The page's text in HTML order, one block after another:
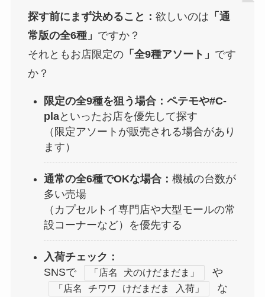
探す前にまず決めること： 欲しいのは 「通
常版の全6種」 ですか？
それともお店限定の「全9種アソート」 です
か？
限定の全9種を狙う場合： ペテモや#C-
plaといったお店を優先して探す
（限定アソートが販売される場合があり
ます）
通常の全6種でOKな場合： 機械の台数が
多い売場
（カプセルトイ専門店や大型モールの常
設コーナーなど）を優先する
入荷チェック：
SNSで
「店名 犬のけだまだま」 や
「店名 チワワ けだまだま 入荷」
な